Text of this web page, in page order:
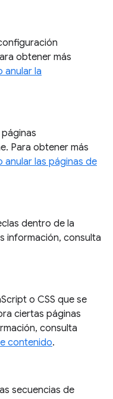
obtener más
anular la
Para obtener más
anular las páginas de
dentro de la
información, consulta
o CSS que se
ciertas páginas
consulta
contenido.
secuencias de